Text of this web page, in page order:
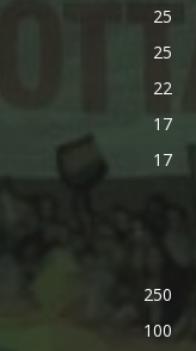
25
25
22
17
17
250
100